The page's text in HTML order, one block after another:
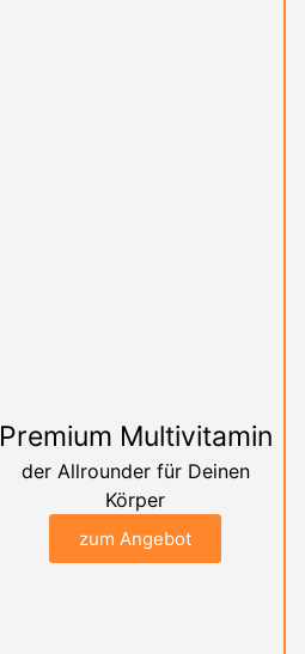
Premium Multivitamin
der Allrounder für Deinen
Körper
zum Angebot